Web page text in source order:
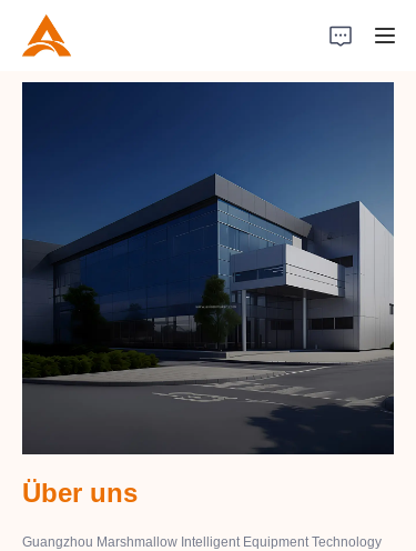
Über uns
Guangzhou Marshmallow Intelligent Equipment Technology
About Us
News